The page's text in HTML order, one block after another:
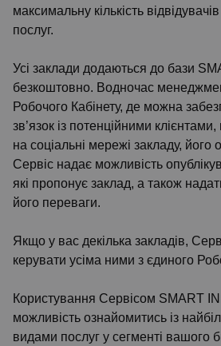
максимальну кількість
послуг.
Усі заклади додаються до бази
безкоштовно. Водночас
Робочого Кабінету, де можна
зв’язок із потенційними
на соціальні мережі закладу, його
Сервіс надає можливість
які пропонує заклад, а також
його переваги.
Якщо у вас декілька закладів,
керувати усіма ними з єдиного
Користування Сервісом SMART
можливість ознайомитись із
видами послуг у сегменті вашого